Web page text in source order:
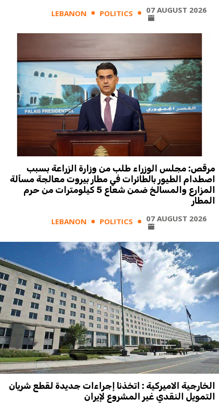
LEBANON POLITICS 07 AUGUST 2026
مرقص: مجلس الوزراء طلب من وزارة الزراعة بسبب
اصطدام الطيور بالطائرات في مطار بيروت معالجة مسألة
المزارع والمسالخ ضمن شعاع 5 كيلومترات من حرم
المطار
LEBANON POLITICS 07 AUGUST 2026
الخارجية الاميركية : اتخذنا إجراءات جديدة لقطع شريان
التمويل النقدي غير المشروع لإيران